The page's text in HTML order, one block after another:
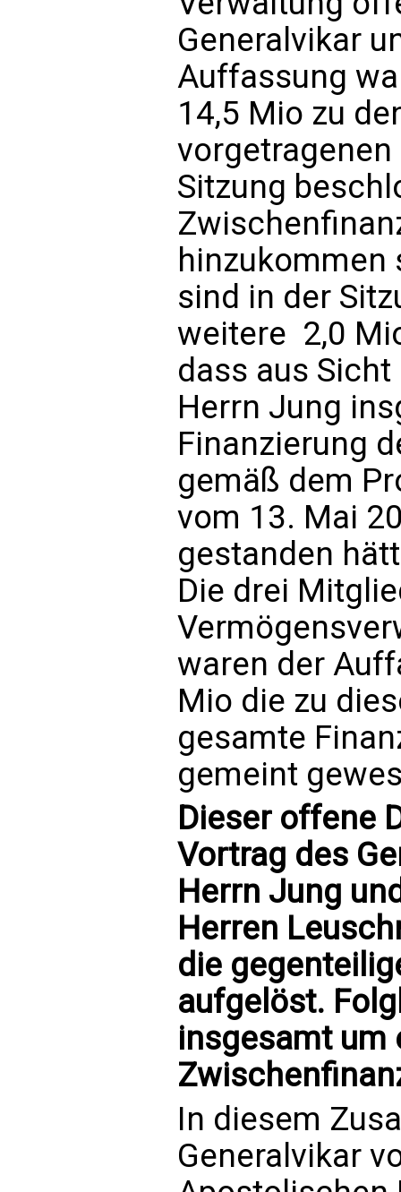
Generalvikar
Auffassung
14,5 Mio zu
Sitzung
hinzukommen
sind in der
weitere  2,0
dass aus
Herrn Jung
Finanzierung
gemäß dem
vom 13. Mai
gestanden
Die drei
waren der
Mio die zu
gesamte
gemeint
Dieser offene
Vortrag des
Herrn Jung
Herren
die
aufgelöst.
insgesamt um
In diesem
Generalvikar